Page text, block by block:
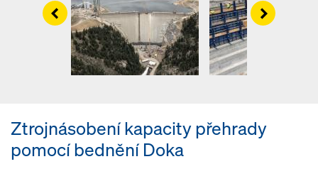
Left Right
Ztrojnásobení kapacity přehrady
pomocí bednění Doka